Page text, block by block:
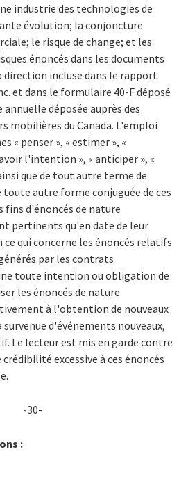
industrie des technologies de
évolution; la conjoncture
le risque de change; et les
énoncés dans les documents
direction incluse dans le rapport
et dans le formulaire 40-F déposé
annuelle déposée auprès des
mobilières du Canada. L'emploi
« penser », « estimer », «
l'intention », « anticiper », «
que de tout autre terme de
autre forme conjuguée de ces
fins d'énoncés de nature
pertinents qu'en date de leur
qui concerne les énoncés relatifs
par les contrats
toute intention ou obligation de
les énoncés de nature
à l'obtention de nouveaux
d'événements nouveaux,
Le lecteur est mis en garde contre
excessive à ces énoncés
-30-
: